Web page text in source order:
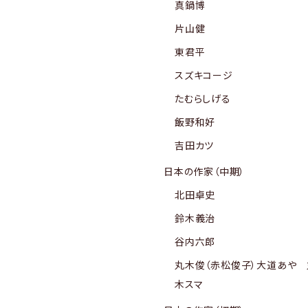
真鍋博
片山健
東君平
スズキコージ
たむらしげる
飯野和好
吉田カツ
日本の作家（中期）
北田卓史
鈴木義治
谷内六郎
丸木俊（赤松俊子）大道あや
木スマ